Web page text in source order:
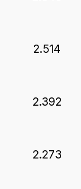
2.514
2.392
2.273